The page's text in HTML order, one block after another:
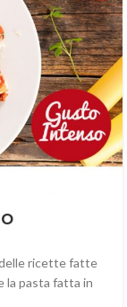
ricette fatte
la pasta fatta in